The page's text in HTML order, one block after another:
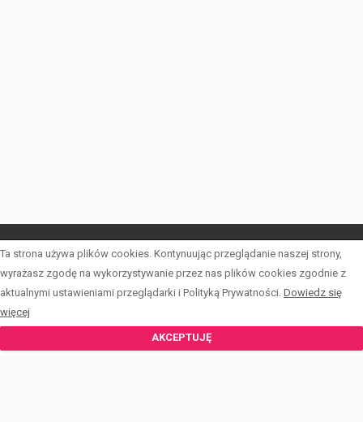
LISTA OFERT
INWESTYCJE
Ta strona używa plików cookies. Kontynuując przeglądanie naszej strony,
wyrażasz zgodę na wykorzystywanie przez nas plików cookies zgodnie z
aktualnymi ustawieniami przeglądarki i Polityką Prywatności. Dowiedz się
więcej
AKCEPTUJĘ